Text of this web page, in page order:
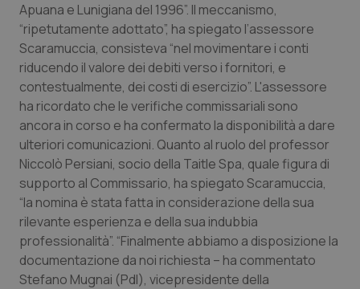
Piemonte
Provincia Autonoma di Bolzano
Provincia Autonoma di Trento
Puglia
Sardegna
Sicilia
Toscana
HIV
Infezioni & Febbre
Ipertensione & Scompenso
Malattie rare
Malattia di Crohn & Rettocolite Ulcerosa
Neuroscienze & patologie neurodegenerative
Obesità
Apuana e Lunigiana del 1996”. Il meccanismo,
“ripetutamente adottato”, ha spiegato l’assessore
Scaramuccia, consisteva “nel movimentare i conti
riducendo il valore dei debiti verso i fornitori, e
contestualmente, dei costi di esercizio”. L'assessore
ha ricordato che le verifiche commissariali sono
ancora in corso e ha confermato la disponibilità a dare
ulteriori comunicazioni. Quanto al ruolo del professor
Niccolò Persiani, socio della Taitle Spa, quale figura di
supporto al Commissario, ha spiegato Scaramuccia,
“la nomina è stata fatta in considerazione della sua
rilevante esperienza e della sua indubbia
professionalità”. “Finalmente abbiamo a disposizione la
documentazione da noi richiesta – ha commentato
Stefano Mugnai (Pdl), vicepresidente della